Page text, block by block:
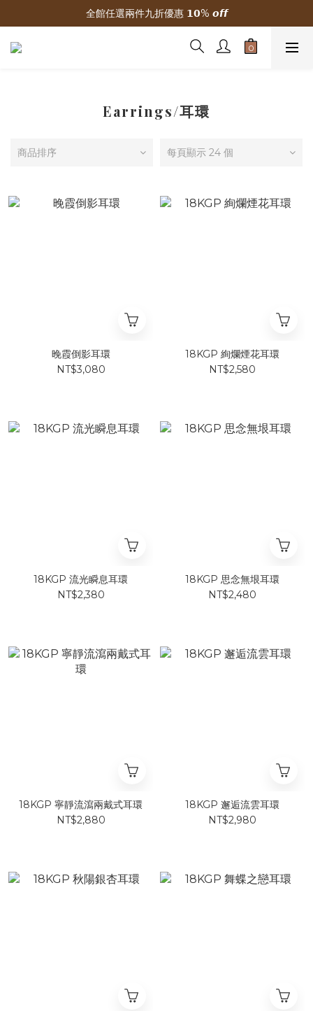
🌟 新加入會員贈300元購物金
全館任選兩件九折優惠 𝟭𝟬% 𝙤𝙛𝙛
🌟 新加入會員贈300元購物金
Earrings/耳環
商品排序 每頁顯示 24 個
晚霞倒影耳環
NT$3,080
18KGP 絢爛煙花耳環
NT$2,580
18KGP 流光瞬息耳環
NT$2,380
18KGP 思念無垠耳環
NT$2,480
18KGP 寧靜流瀉兩戴式耳環
NT$2,880
18KGP 邂逅流雲耳環
NT$2,980